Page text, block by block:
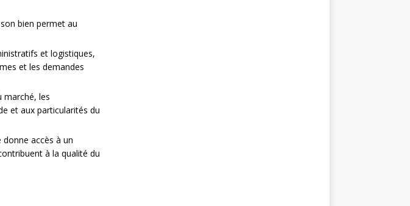
bien permet au
et logistiques,
et les demandes
marché, les
et aux particularités du
donne accès à un
à la qualité du